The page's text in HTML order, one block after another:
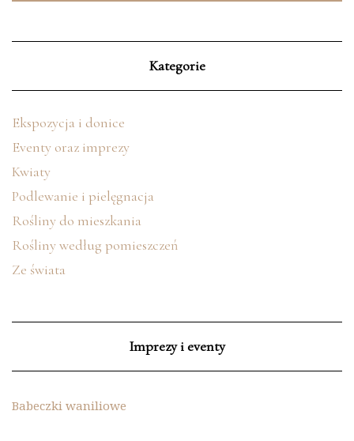
Kategorie
Ekspozycja i donice
Eventy oraz imprezy
Kwiaty
Podlewanie i pielęgnacja
Rośliny do mieszkania
Rośliny według pomieszczeń
Ze świata
Imprezy i eventy
Babeczki waniliowe